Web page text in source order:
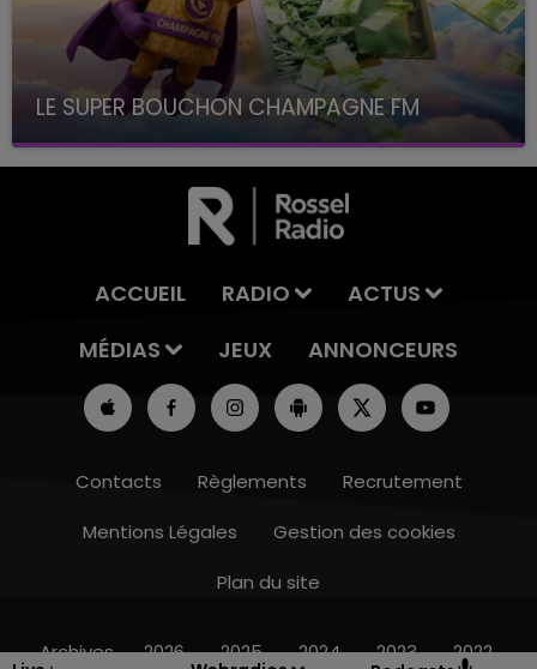
7h00 - 12h00
LE SUPER BOUCHON CHAMPAGNE FM
avec La Famille Champagne FM, à 8H10
ACCUEIL RADIO
ACTUS
MÉDIAS
JEUX ANNONCEURS
Contacts Règlements
Recrutement
Mentions Légales
Gestion des cookies
Plan du site
Archives 2026 2025 2024 2023 2022